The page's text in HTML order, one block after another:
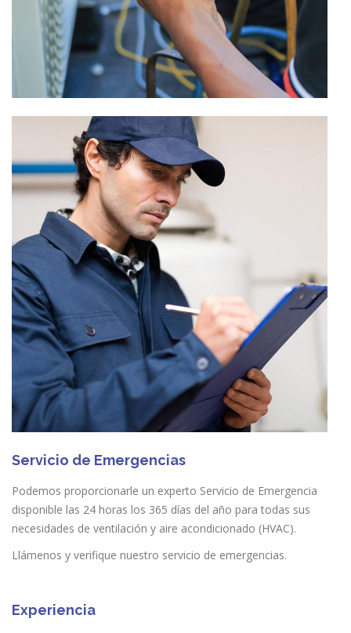
Servicio de Emergencias
Podemos proporcionarle un experto Servicio de Emergencia
disponible las 24 horas los 365 días del año para todas sus
necesidades de ventilación y aire acondicionado (HVAC).
Llámenos y verifique nuestro servicio de emergencias.
Experiencia